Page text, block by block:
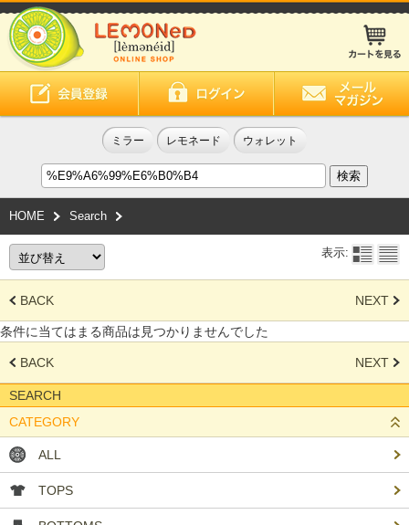
ミラー レモネード ウォレット
HOME Search
表示:
BACK NEXT
条件に当てはまる商品は見つかりませんでした
BACK NEXT
SEARCH
CATEGORY
ALL
TOPS